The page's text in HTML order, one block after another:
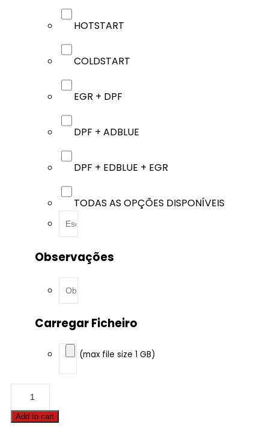
HOTSTART
COLDSTART
EGR + DPF
DPF + ADBLUE
DPF + EDBLUE + EGR
TODAS AS OPÇÕES DISPONÍVEIS
Observações
Carregar Ficheiro
(max file size 1 GB)
6
serie
Add to cart